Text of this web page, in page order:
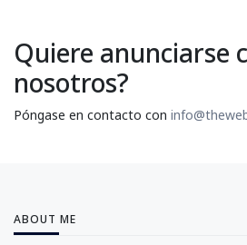
Quiere anunciarse
nosotros?
Póngase en contacto con
ABOUT ME